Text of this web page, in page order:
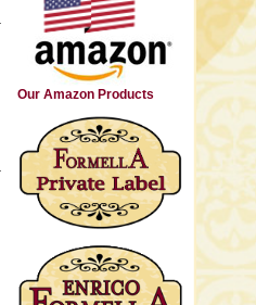
Our Amazon Products